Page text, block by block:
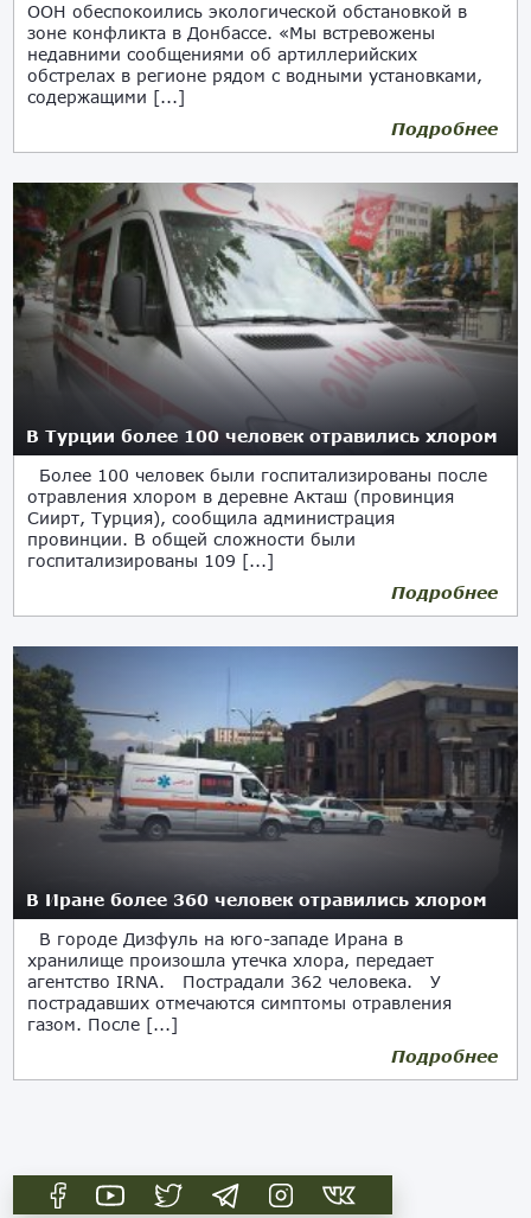
ООН обеспокоились экологической обстановкой в
зоне конфликта в Донбассе. «Мы встревожены
недавними сообщениями об артиллерийских
обстрелах в регионе рядом с водными установками,
содержащими [...]
Подробнее
В Турции более 100 человек отравились хлором
Более 100 человек были госпитализированы после
отравления хлором в деревне Акташ (провинция
Сиирт, Турция), сообщила администрация
провинции. В общей сложности были
госпитализированы 109 [...]
Подробнее
В Иране более 360 человек отравились хлором
В городе Дизфуль на юго-западе Ирана в
хранилище произошла утечка хлора, передает
агентство IRNA. Пострадали 362 человека. У
пострадавших отмечаются симптомы отравления
газом. После [...]
Подробнее